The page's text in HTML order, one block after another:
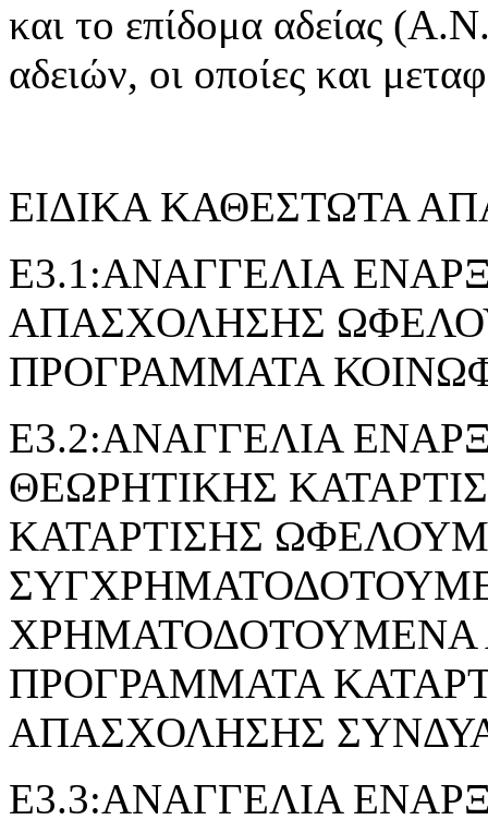
και το επίδομα αδείας
αδειών, οι οποίες και
ΕΙΔΙΚΑ ΚΑΘΕΣΤΩΤΑ
E3.1:ΑΝΑΓΓΕΛΙΑ
ΑΠΑΣΧΟΛΗΣΗΣ
ΠΡΟΓΡΑΜΜΑΤΑ
Ε3.2:ΑΝΑΓΓΕΛΙΑ
ΘΕΩΡΗΤΙΚΗΣ
ΚΑΤΑΡΤΙΣΗΣ
ΧΡΗΜΑΤΟΔΟΤΟΥΜΕΝΑ
ΠΡΟΓΡΑΜΜΑΤΑ
ΑΠΑΣΧΟΛΗΣΗΣ
Ε3.3:ΑΝΑΓΓΕΛΙΑ